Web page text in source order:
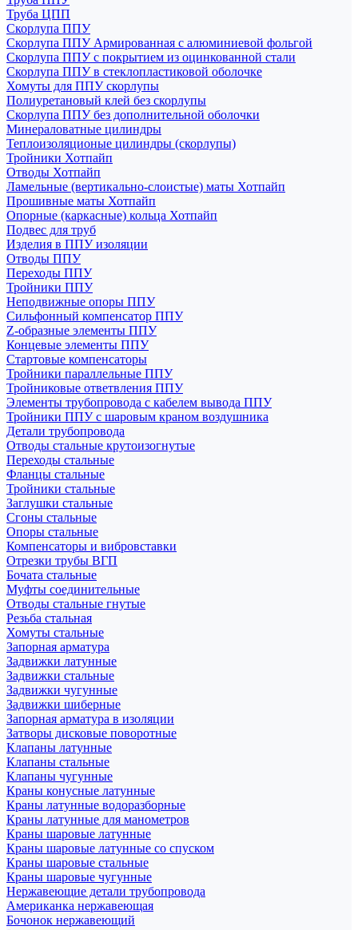
Труба ЦПП
Скорлупа ППУ
Скорлупа ППУ Армированная с алюминиевой фольгой
Скорлупа ППУ с покрытием из оцинкованной стали
Скорлупа ППУ в стеклопластиковой оболочке
Хомуты для ППУ скорлупы
Полиуретановый клей без скорлупы
Скорлупа ППУ без дополнительной оболочки
Минераловатные цилиндры
Теплоизоляционые цилиндры (скорлупы)
Тройники Хотпайп
Отводы Хотпайп
Ламельные (вертикально-слоистые) маты Хотпайп
Прошивные маты Хотпайп
Опорные (каркасные) кольца Хотпайп
Подвес для труб
Изделия в ППУ изоляции
Отводы ППУ
Переходы ППУ
Тройники ППУ
Неподвижные опоры ППУ
Cильфонный компенсатор ППУ
Z-образные элементы ППУ
Концевые элементы ППУ
Стартовые компенсаторы
Тройники параллельные ППУ
Тройниковые ответвления ППУ
Элементы трубопровода с кабелем вывода ППУ
Тройники ППУ с шаровым краном воздушника
Детали трубопровода
Отводы стальные крутоизогнутые
Переходы стальные
Фланцы стальные
Тройники стальные
Заглушки стальные
Сгоны стальные
Опоры стальные
Компенсаторы и вибровставки
Отрезки трубы ВГП
Бочата стальные
Муфты соединительные
Отводы стальные гнутые
Резьба стальная
Хомуты стальные
Запорная арматура
Задвижки латунные
Задвижки стальные
Задвижки чугунные
Задвижки шиберные
Запорная арматура в изоляции
Затворы дисковые поворотные
Клапаны латунные
Клапаны стальные
Клапаны чугунные
Краны конусные латунные
Краны латунные водоразборные
Краны латунные для манометров
Краны шаровые латунные
Краны шаровые латунные со спуском
Краны шаровые стальные
Краны шаровые чугунные
Нержавеющие детали трубопровода
Американка нержавеющая
Бочонок нержавеющий